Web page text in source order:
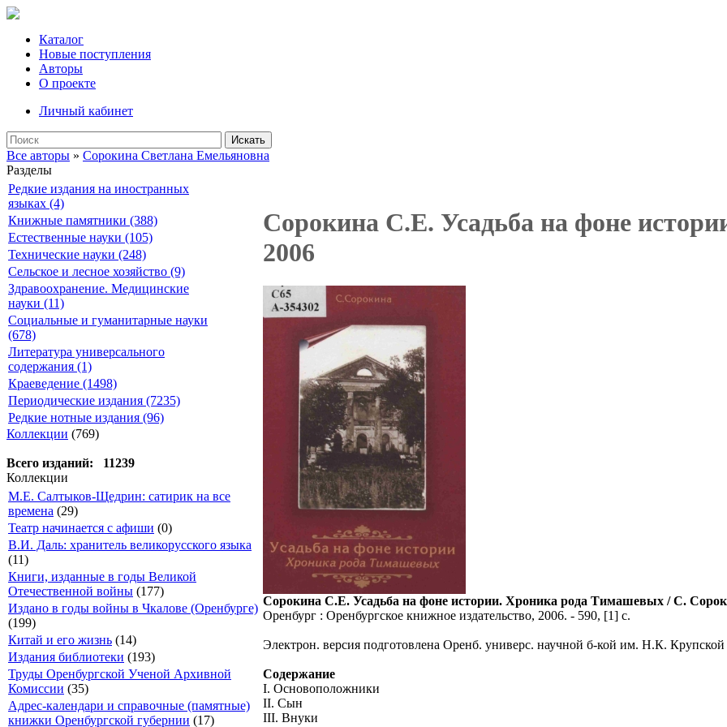
Каталог
Новые поступления
Авторы
О проекте
Личный кабинет
Искать
Все авторы » Сорокина Светлана Емельяновна
Разделы
Редкие издания на иностранных
языках (4)
Книжные памятники (388)
Естественные науки (105)
Технические науки (248)
Сельское и лесное хозяйство (9)
Здравоохранение. Медицинские
науки (11)
Социальные и гуманитарные науки
(678)
Литература универсального
содержания (1)
Краеведение (1498)
Периодические издания (7235)
Редкие нотные издания (96)
Коллекции (769)
Всего изданий: 11239
Коллекции
М.Е. Салтыков-Щедрин: сатирик на все
времена (29)
Театр начинается с афиши (0)
В.И. Даль: хранитель великорусского языка
(11)
Книги, изданные в годы Великой
Отечественной войны (177)
Издано в годы войны в Чкалове (Оренбурге)
(199)
Китай и его жизнь (14)
Издания библиотеки (193)
Труды Оренбургской Ученой Архивной
Комиссии (35)
Адрес-календари и справочные (памятные)
книжки Оренбургской губернии (17)
Сорокина С.Е. Усадьба на фоне
2006
Сорокина С.Е. Усадьба на фоне истории. Хроника рода Тимашевых / С.
Оренбург : Оренбургское книжное издательство, 2006. - 590, [1] с.
Электрон. версия подготовлена Оренб. универс. научной б-кой им. Н.К. Крупской
Содержание
I. Основоположники
II. Сын
III. Внуки